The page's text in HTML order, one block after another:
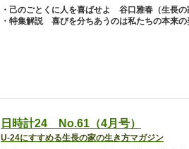
・己のごとくに人を喜ばせよ 谷口雅春（生長の
・特集解説 喜びを分ちあうのは私たちの本来の
日時計24 No.61（4月号）
U-24にすすめる生長の家の生き方マガジン